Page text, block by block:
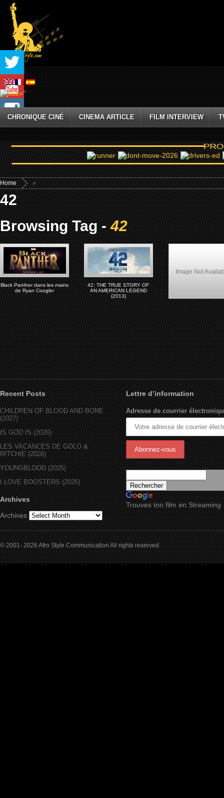
CHRONIQUE CINÉ CINEMA ARTICLE FILM INTERVIEW
Home »
42
Browsing Tag -42
Black Panther dans les mains
de Ryan Coogler
42: THE TRUE STORY OF
AN AMERICAN LEGEND
(2013)
Image Not
BIOPIC AFRICAN-
MOVIE
Recent Posts
CHILDREN OF BLOOD AND BONE
(2027)
IS GOD IS (2026)
LES VACANCES DE GOLO &
RITCHIE (2026)
YOUNGBLOOD (2025)
I LOVE BOOSTERS (2026)
Archives
Archives
Lettre d’information
Adresse de courrier
Trouves ton film en Streaming
© 2001- 2026 Afro Style Communication All rights reserved.